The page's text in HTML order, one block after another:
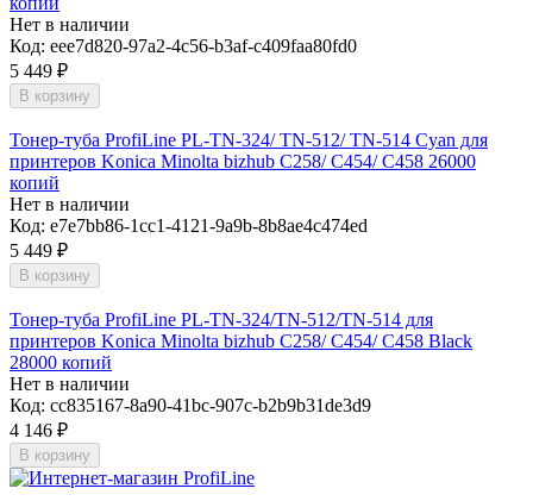
Нет в наличии
Код: eee7d820-97a2-4c56-b3af-c409faa80fd0
5 449 ₽
В корзину
Тонер-туба ProfiLine PL-TN-324/ TN-512/ TN-514 Cyan для
принтеров Konica Minolta bizhub C258/ C454/ C458 26000
копий
Нет в наличии
Код: e7e7bb86-1cc1-4121-9a9b-8b8ae4c474ed
5 449 ₽
В корзину
Тонер-туба ProfiLine PL-TN-324/TN-512/TN-514 для
принтеров Konica Minolta bizhub C258/ C454/ C458 Black
28000 копий
Нет в наличии
Код: cc835167-8a90-41bc-907c-b2b9b31de3d9
4 146 ₽
В корзину